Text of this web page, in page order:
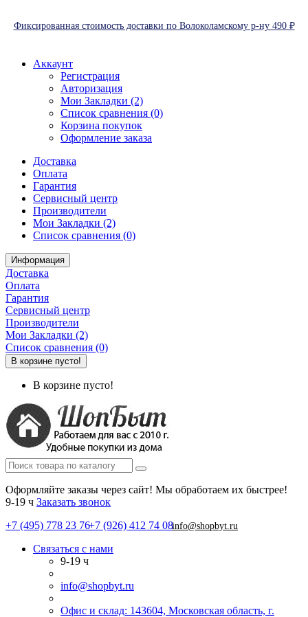
Фиксированная стоимость доставки по Волоколамскому р-ну 490 ₽
Аккаунт
Регистрация
Авторизация
Мои Закладки (2)
Список сравнения (0)
Корзина покупок
Оформление заказа
Доставка
Оплата
Гарантия
Сервисный центр
Производители
Мои Закладки (2)
Список сравнения (0)
Информация
Доставка
Оплата
Гарантия
Сервисный центр
Производители
Мои Закладки (2)
Список сравнения (0)
В корзине пусто!
В корзине пусто!
Оформляйте заказы через сайт! Мы обработаем их быстрее!
9-19 ч Заказать звонок
+7 (495) 778 23 76+7 (926) 412 74 08info@shopbyt.ru
Связаться с нами
9-19 ч
info@shopbyt.ru
Офис и склад: 143604, Московская область, г.